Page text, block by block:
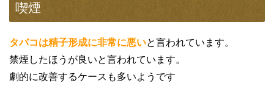
喫煙
タバコは精子形成に非常に悪いと言われています。
禁煙したほうが良いと言われています。
劇的に改善するケースも多いようです